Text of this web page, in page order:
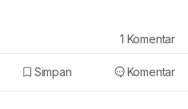
Simpan Komentar
1 Komentar